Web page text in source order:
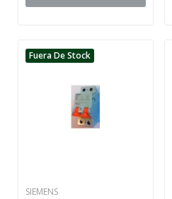
Fuera De Stock
SIEMENS